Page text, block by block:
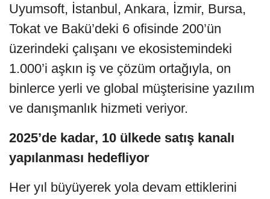
Uyumsoft, İstanbul, Ankara, İzmir, Bursa,
Tokat ve Bakü’deki 6 ofisinde 200’ün
üzerindeki çalışanı ve ekosistemindeki
1.000’i aşkın iş ve çözüm ortağıyla, on
binlerce yerli ve global müşterisine yazılım
ve danışmanlık hizmeti veriyor.
2025’de kadar, 10 ülkede satış kanalı
yapılanması hedefliyor
Her yıl büyüyerek yola devam ettiklerini